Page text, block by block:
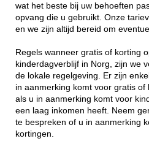
wat het beste bij uw behoeften
opvang die u gebruikt. Onze
en we zijn altijd bereid om
Regels wanneer gratis of korting
kinderdagverblijf in Norg, zijn we
de lokale regelgeving. Er zijn
in aanmerking komt voor gratis of
als u in aanmerking komt voor
een laag inkomen heeft. Neem
te bespreken of u in aanmerking
kortingen.